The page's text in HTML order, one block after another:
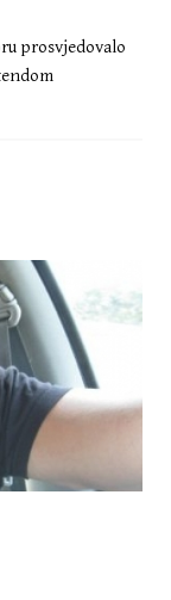
prosvjedovalo